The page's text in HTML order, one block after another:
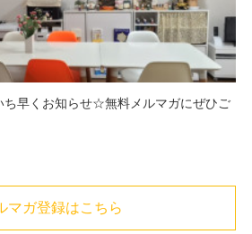
ち早くお知らせ☆無料メルマガにぜひご
マガ登録はこちら